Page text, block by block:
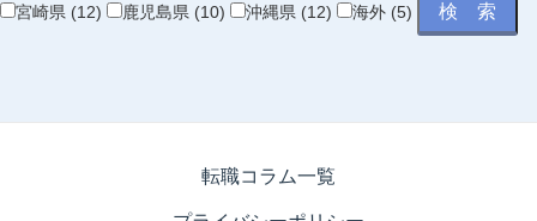
宮崎県 (12)
鹿児島県 (10) 沖縄県 (12) 海外 (5)
転職コラム一覧